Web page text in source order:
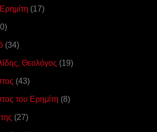
(17)
(34)
Θεολόγος (19)
(43)
του Ερημίτη (8)
(27)